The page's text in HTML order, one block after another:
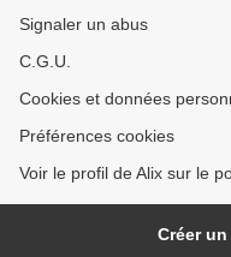
Signaler un abus
C.G.U.
Cookies et données
Préférences cookies
Voir le profil de Alix sur le
Créer